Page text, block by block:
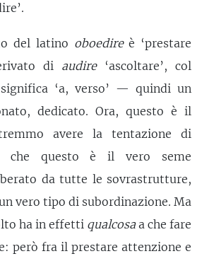
del latino oboedireè ‘prestare
di audire‘ascoltare’, col
‘a, verso’ — quindi un
dedicato. Ora, questo è il
avere la tentazione di
che questo è il vero seme
da tutte le sovrastrutture,
vero tipo di subordinazione. Ma
ha in effetti qualcosaa che fare
però fra il prestare attenzione e